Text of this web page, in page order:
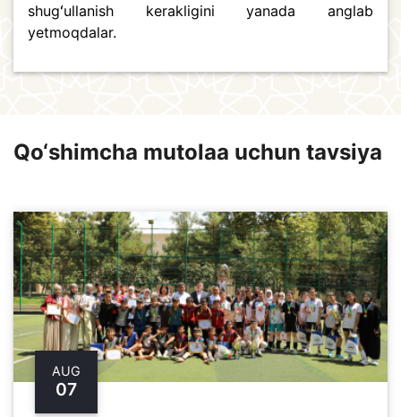
shugʻullanish kerakligini yanada anglab
yetmoqdalar.
Qo‘shimcha mutolaa uchun tavsiya
AUG
07